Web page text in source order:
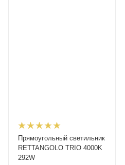
Прямоугольный светильник
RETTANGOLO TRIO 4000K
292W